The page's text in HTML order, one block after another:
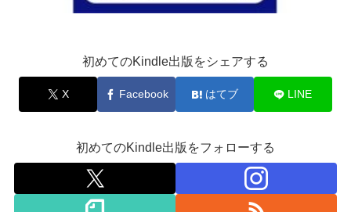
初めてのKindle出版をシェアする
X Facebook はてブ LINE
初めてのKindle出版をフォローする